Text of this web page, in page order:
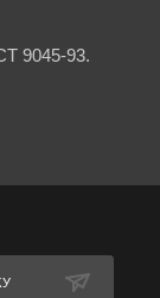
9045-93.